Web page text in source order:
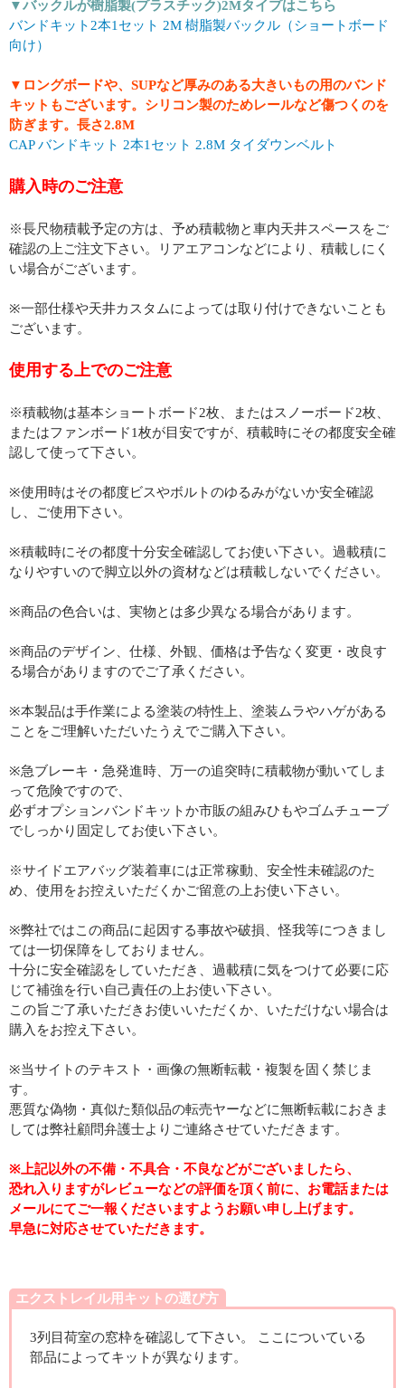
▼バックルが樹脂製(プラスチック)2Mタイプはこちら
バンドキット2本1セット 2M 樹脂製バックル（ショートボード
向け）
▼ロングボードや、SUPなど厚みのある大きいもの用のバンド
キットもございます。シリコン製のためレールなど傷つくのを
防ぎます。長さ2.8M
CAP バンドキット 2本1セット 2.8M タイダウンベルト
購入時のご注意
※長尺物積載予定の方は、予め積載物と車内天井スペースをご
確認の上ご注文下さい。リアエアコンなどにより、積載しにく
い場合がございます。
※一部仕様や天井カスタムによっては取り付けできないことも
ございます。
使用する上でのご注意
※積載物は基本ショートボード2枚、またはスノーボード2枚、
またはファンボード1枚が目安ですが、積載時にその都度安全確
認して使って下さい。
※使用時はその都度ビスやボルトのゆるみがないか安全確認
し、ご使用下さい。
※積載時にその都度十分安全確認してお使い下さい。過載積に
なりやすいので脚立以外の資材などは積載しないでください。
※商品の色合いは、実物とは多少異なる場合があります。
※商品のデザイン、仕様、外観、価格は予告なく変更・改良す
る場合がありますのでご了承ください。
※本製品は手作業による塗装の特性上、塗装ムラやハゲがある
ことをご理解いただいたうえでご購入下さい。
※急ブレーキ・急発進時、万一の追突時に積載物が動いてしま
って危険ですので、
必ずオプションバンドキットか市販の組みひもやゴムチューブ
でしっかり固定してお使い下さい。
※サイドエアバッグ装着車には正常稼動、安全性未確認のた
め、使用をお控えいただくかご留意の上お使い下さい。
※弊社ではこの商品に起因する事故や破損、怪我等につきまし
ては一切保障をしておりません。
十分に安全確認をしていただき、過載積に気をつけて必要に応
じて補強を行い自己責任の上お使い下さい。
この旨ご了承いただきお使いいただくか、いただけない場合は
購入をお控え下さい。
※当サイトのテキスト・画像の無断転載・複製を固く禁じま
す。
悪質な偽物・真似た類似品の転売ヤーなどに無断転載におきま
しては弊社顧問弁護士よりご連絡させていただきます。
※上記以外の不備・不具合・不良などがございましたら、
恐れ入りますがレビューなどの評価を頂く前に、お電話または
メールにてご一報くださいますようお願い申し上げます。
早急に対応させていただきます。
エクストレイル用キットの選び方
3列目荷室の窓枠を確認して下さい。 ここについている
部品によってキットが異なります。